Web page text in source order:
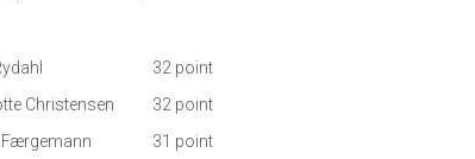
32 point
Christensen
32 point
Færgemann 31 point